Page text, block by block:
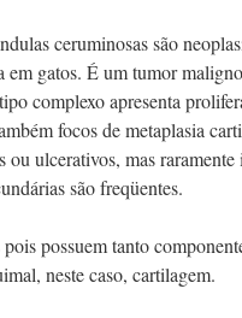
ceruminosas são
em gatos. É um tumor
complexo apresenta
focos de metaplasia
ulcerativos, mas
são freqüentes.
possuem tanto
neste caso, cartilagem.